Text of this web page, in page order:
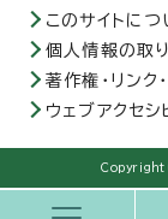
このサイトにつ
個人情報の取
著作権・リンク
ウェブアクセ
Copyright